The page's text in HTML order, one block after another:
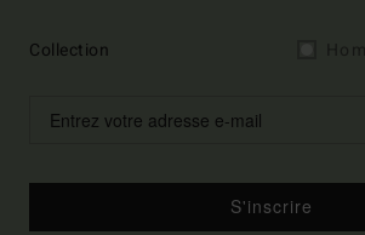
Collection
S'inscrire